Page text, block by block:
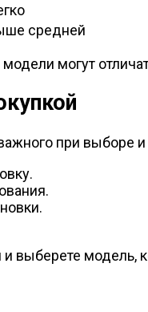
средней
могут
при выборе
выберете модель,